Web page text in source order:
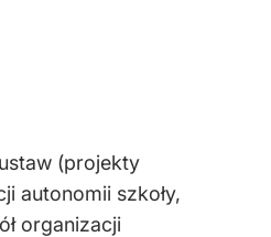
(projekty
autonomii szkoły,
organizacji